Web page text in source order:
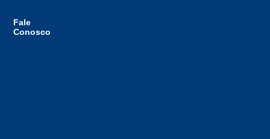
Fale
Conosco